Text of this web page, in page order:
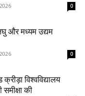
0
और मध्यम उद्यम
0
विश्वविद्यालय
समीक्षा की